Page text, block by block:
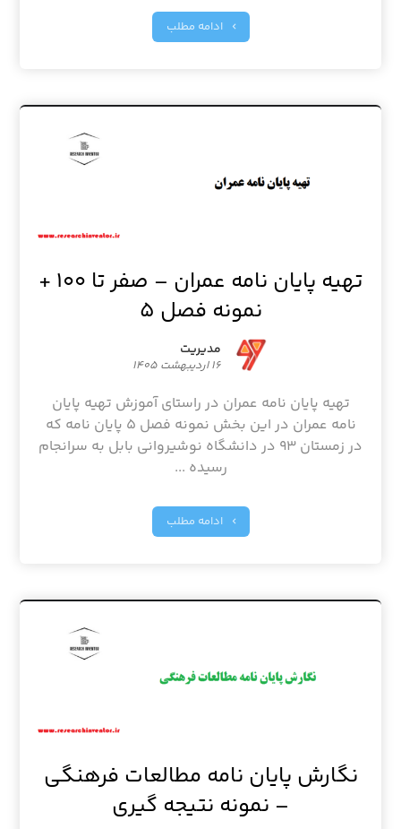
ادامه مطلب
تهیه پایان نامه عمران – صفر تا ۱۰۰ +
نمونه فصل ۵
مدیریت
۱۶ اردیبهشت ۱۴۰۵
تهیه پایان نامه عمران در راستای آموزش تهیه پایان
نامه عمران در این بخش نمونه فصل ۵ پایان نامه که
در زمستان ۹۳ در دانشگاه نوشیروانی بابل به سرانجام
رسیده ...
ادامه مطلب
نگارش پایان نامه مطالعات فرهنگی
– نمونه نتیجه گیری